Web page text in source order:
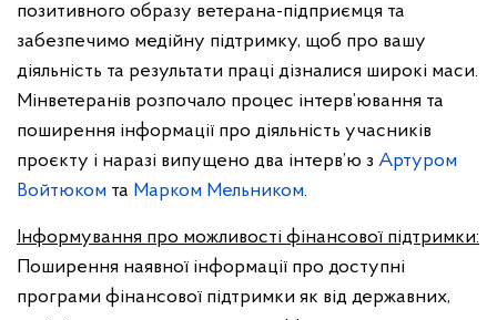
позитивного образу ветерана-підприємця та
забезпечимо медійну підтримку, щоб про вашу
діяльність та результати праці дізналися широкі маси.
Мінветеранів розпочало процес інтерв’ювання та
поширення інформації про діяльність учасників
проєкту і наразі випущено два інтерв’ю з Артуром
Войтюком та Марком Мельником.
Інформування про можливості фінансової підтримки:
Поширення наявної інформації про доступні
програми фінансової підтримки як від державних,